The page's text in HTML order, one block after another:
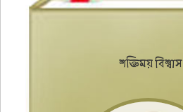
শক্তিময় বিশ্বাস